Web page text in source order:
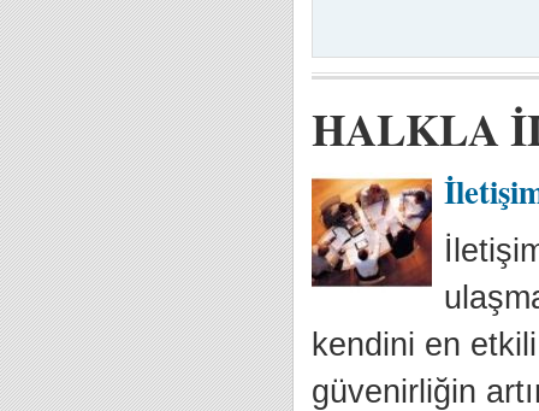
HALKLA
kendini en
güvenirliğin